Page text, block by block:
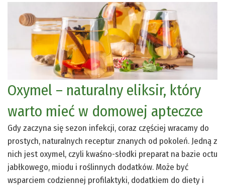
Oxymel – naturalny eliksir, który
warto mieć w domowej apteczce
Gdy zaczyna się sezon infekcji, coraz częściej wracamy do
prostych, naturalnych receptur znanych od pokoleń. Jedną z
nich jest oxymel, czyli kwaśno-słodki preparat na bazie octu
jabłkowego, miodu i roślinnych dodatków. Może być
wsparciem codziennej profilaktyki, dodatkiem do diety i